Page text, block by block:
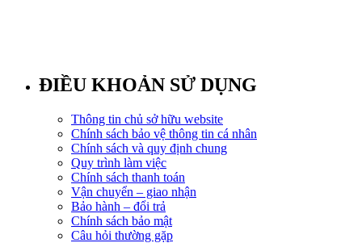
ĐIỀU KHOẢN SỬ DỤNG
Thông tin chủ sở hữu website
Chính sách bảo vệ thông tin cá nhân
Chính sách và quy định chung
Quy trình làm việc
Chính sách thanh toán
Vận chuyển – giao nhận
Bảo hành – đổi trả
Chính sách bảo mật
Câu hỏi thường gặp